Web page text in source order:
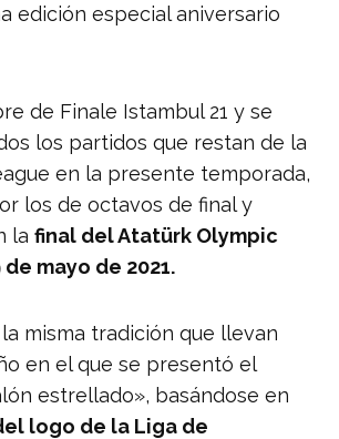
edición especial aniversario
de Finale Istambul 21 y se
los partidos que restan de la
en la presente temporada,
los de octavos de final y
lafinal del Atatürk Olympic
mayo de 2021.
misma tradición que llevan
en el que se presentó el
estrellado», basándose en
logo de la Liga de